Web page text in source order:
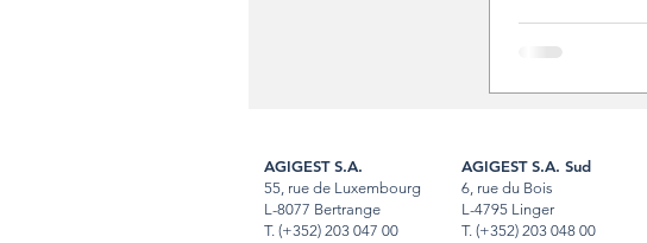
AGIGEST S.A.
55, rue de Luxembourg
L-8077 Bertrange
T. (+352) 203 047 00
AGIGEST S.A. Sud
6, rue du Bois
L-4795 Linger
T. (+352) 203 048 00